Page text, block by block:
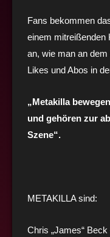
Fans bekommen
einem mitreißenden
an, wie man an
Likes und Abos in
„Metakilla
und gehören zur
Szene“.
METAKILLA sind:
Chris „James“